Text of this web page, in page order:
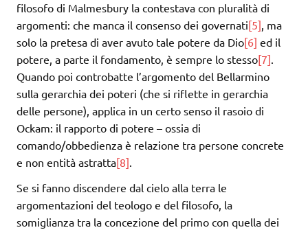
filosofo di Malmesbury la contestava con pluralità di
argomenti: che manca il consenso dei governati[5], ma
solo la pretesa di aver avuto tale potere da Dio[6] ed il
potere, a parte il fondamento, è sempre lo stesso[7].
Quando poi controbatte l’argomento del Bellarmino
sulla gerarchia dei poteri (che si riflette in gerarchia
delle persone), applica in un certo senso il rasoio di
Ockam: il rapporto di potere – ossia di
comando/obbedienza è relazione tra persone concrete
e non entità astratta[8].
Se si fanno discendere dal cielo alla terra le
argomentazioni del teologo e del filosofo, la
somiglianza tra la concezione del primo con quella dei